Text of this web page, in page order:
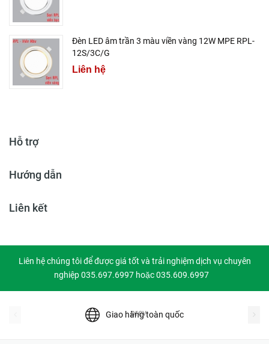
Đèn LED âm trần 3 màu viền vàng 12W MPE RPL-
12S/3C/G
Liên hệ
Hỗ trợ
Hướng dẫn
Liên kết
Liên hệ chúng tôi để được giá tốt và trải nghiệm dịch vụ chuyên
nghiệp 035.697.6997 hoặc 035.609.6997
Giao hàng toàn quốc
prev